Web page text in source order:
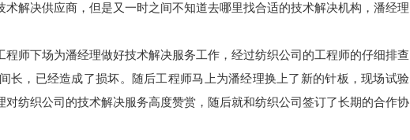
解决供应商，但是又一时之间不知道去哪里找合适的技术解决机构，潘经理
师下场为潘经理做好技术解决服务工作，经过纺织公司的工程师的仔细排查
长，已经造成了损坏。随后工程师马上为潘经理换上了新的针板，现场试验
纺织公司的技术解决服务高度赞赏，随后就和纺织公司签订了长期的合作协